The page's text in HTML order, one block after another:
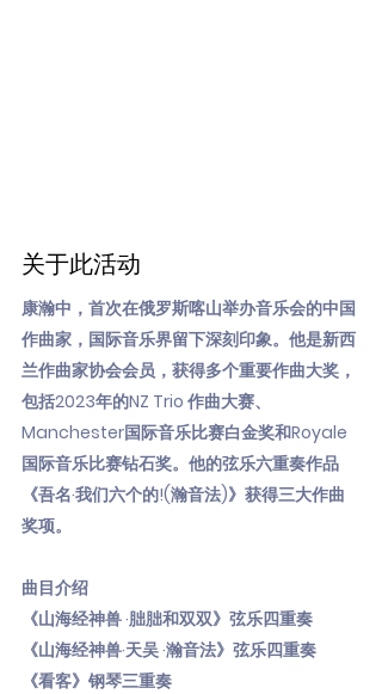
关于此活动
康瀚中，首次在俄罗斯喀山举办音乐会的中国
作曲家，国际音乐界留下深刻印象。他是新西
兰作曲家协会会员，获得多个重要作曲大奖，
包括2023年的NZ Trio 作曲大赛、
Manchester国际音乐比赛白金奖和Royale
国际音乐比赛钻石奖。他的弦乐六重奏作品
《吾名·我们六个的!(瀚音法)》获得三大作曲
奖项。
曲目介绍
《山海经神兽 ·胐胐和双双》弦乐四重奏
《山海经神兽·天吴 ·瀚音法》弦乐四重奏
《看客》钢琴三重奏